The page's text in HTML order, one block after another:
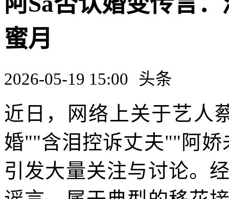
蜜月
2026-05-19 15:00 头条
近日，网络上关于艺人
婚""含泪控诉丈夫""阿
引发大量关注与讨论。